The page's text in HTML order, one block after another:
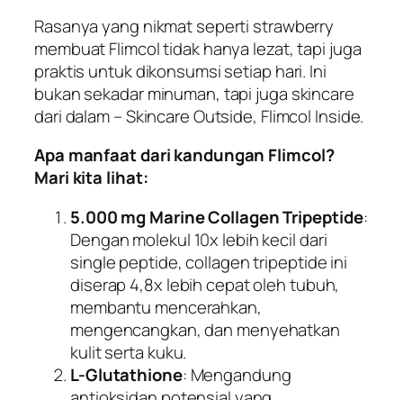
Rasanya yang nikmat seperti strawberry
membuat Flimcol tidak hanya lezat, tapi juga
praktis untuk dikonsumsi setiap hari. Ini
bukan sekadar minuman, tapi juga skincare
dari dalam – Skincare Outside, Flimcol Inside.
Apa manfaat dari kandungan Flimcol?
Mari kita lihat:
5.000 mg Marine Collagen Tripeptide:
Dengan molekul 10x lebih kecil dari
single peptide, collagen tripeptide ini
diserap 4,8x lebih cepat oleh tubuh,
membantu mencerahkan,
mengencangkan, dan menyehatkan
kulit serta kuku.
L-Glutathione: Mengandung